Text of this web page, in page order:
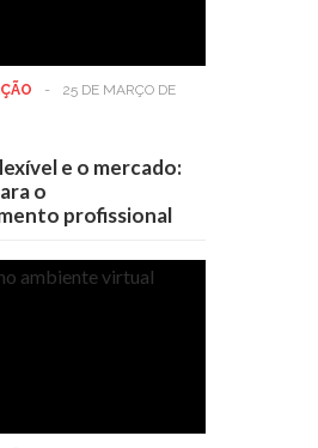
-
25 DE MARÇO DE
e o mercado:
o
profissional